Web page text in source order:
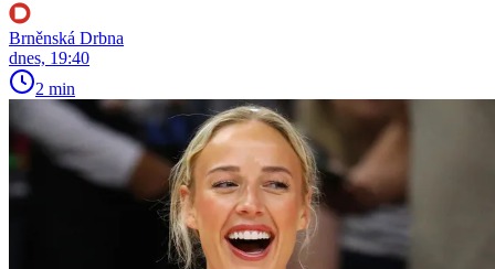
Brněnská Drbna
dnes, 19:40
2 min